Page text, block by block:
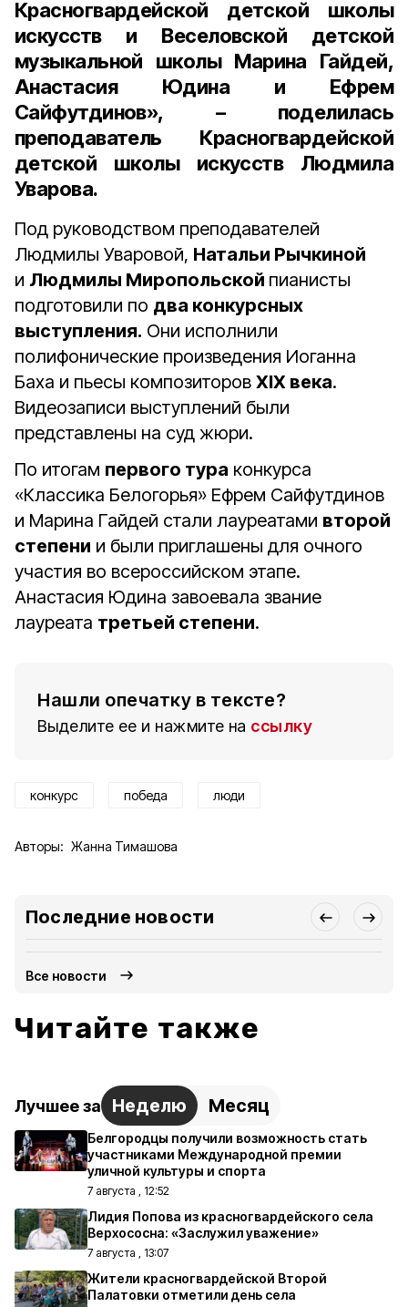
Красногвардейской детской школы
искусств и Веселовской детской
музыкальной школы Марина Гайдей,
Анастасия Юдинаи Ефрем
Сайфутдинов», – поделилась
преподаватель Красногвардейской
детской школы искусств Людмила
Уварова.
Под руководством преподавателей
Людмилы Уваровой, Натальи Рычкиной
и Людмилы Миропольской пианисты
подготовили по два конкурсных
выступления. Они исполнили
полифонические произведения Иоганна
Баха и пьесы композиторов XIX века.
Видеозаписи выступлений были
представлены на суд жюри.
По итогам первого тура конкурса
«Классика Белогорья» Ефрем Сайфутдинов
и Марина Гайдей стали лауреатами второй
степени и были приглашены для очного
участия во всероссийском этапе.
Анастасия Юдина завоевала звание
лауреата третьей степени.
Нашли опечатку в тексте?
Выделите ее и нажмите на ссылку
конкурс победа люди
Авторы: Жанна Тимашова
Последние новости
Все новости
Читайте также
Лучшее за Неделю Месяц
Белгородцы получили возможность стать
участниками Международной премии
уличной культуры и спорта
7 августа , 12:52
Лидия Попова из красногвардейского села
Верхососна: «Заслужил уважение»
7 августа , 13:07
Жители красногвардейской Второй
Палатовки отметили день села